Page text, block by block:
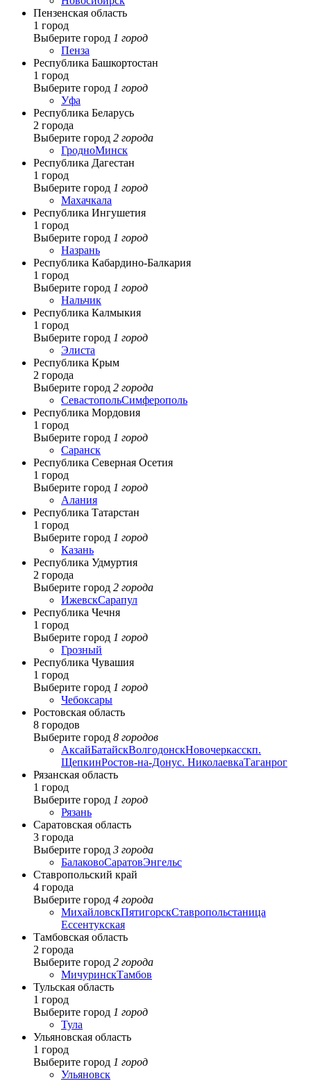
Пензенская область
1 город
Выберите город 1 город
Пенза
Республика Башкортостан
1 город
Выберите город 1 город
Уфа
Республика Беларусь
2 города
Выберите город 2 города
ГродноМинск
Республика Дагестан
1 город
Выберите город 1 город
Махачкала
Республика Ингушетия
1 город
Выберите город 1 город
Назрань
Республика Кабардино-Балкария
1 город
Выберите город 1 город
Нальчик
Республика Калмыкия
1 город
Выберите город 1 город
Элиста
Республика Крым
2 города
Выберите город 2 города
СевастопольСимферополь
Республика Мордовия
1 город
Выберите город 1 город
Саранск
Республика Северная Осетия
1 город
Выберите город 1 город
Алания
Республика Татарстан
1 город
Выберите город 1 город
Казань
Республика Удмуртия
2 города
Выберите город 2 города
ИжевскСарапул
Республика Чечня
1 город
Выберите город 1 город
Грозный
Республика Чувашия
1 город
Выберите город 1 город
Чебоксары
Ростовская область
8 городов
Выберите город 8 городов
АксайБатайскВолгодонскНовочеркасскп.
ЩепкинРостов-на-Донус. НиколаевкаТаганрог
Рязанская область
1 город
Выберите город 1 город
Рязань
Саратовская область
3 города
Выберите город 3 города
БалаковоСаратовЭнгельс
Ставропольский край
4 города
Выберите город 4 города
МихайловскПятигорскСтавропольстаница
Ессентукская
Тамбовская область
2 города
Выберите город 2 города
МичуринскТамбов
Тульская область
1 город
Выберите город 1 город
Тула
Ульяновская область
1 город
Выберите город 1 город
Ульяновск